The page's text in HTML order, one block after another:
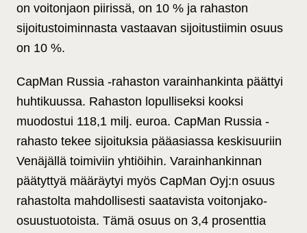
on voitonjaon piirissä, on 10 % ja rahaston
sijoitustoiminnasta vastaavan sijoitustiimin osuus
on 10 %.
CapMan Russia -rahaston varainhankinta päättyi
huhtikuussa. Rahaston lopulliseksi kooksi
muodostui 118,1 milj. euroa. CapMan Russia -
rahasto tekee sijoituksia pääasiassa keskisuuriin
Venäjällä toimiviin yhtiöihin. Varainhankinnan
päätyttyä määräytyi myös CapMan Oyj:n osuus
rahastolta mahdollisesti saatavista voitonjako-
osuustuotoista. Tämä osuus on 3,4 prosenttia